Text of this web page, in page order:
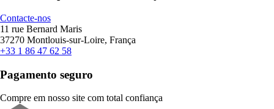
Contacte-nos
11 rue Bernard Maris
37270 Montlouis-sur-Loire, França
+33 1 86 47 62 58
Pagamento seguro
Compre em nosso site com total confiança